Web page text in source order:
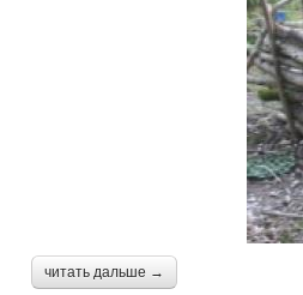
читать дальше →